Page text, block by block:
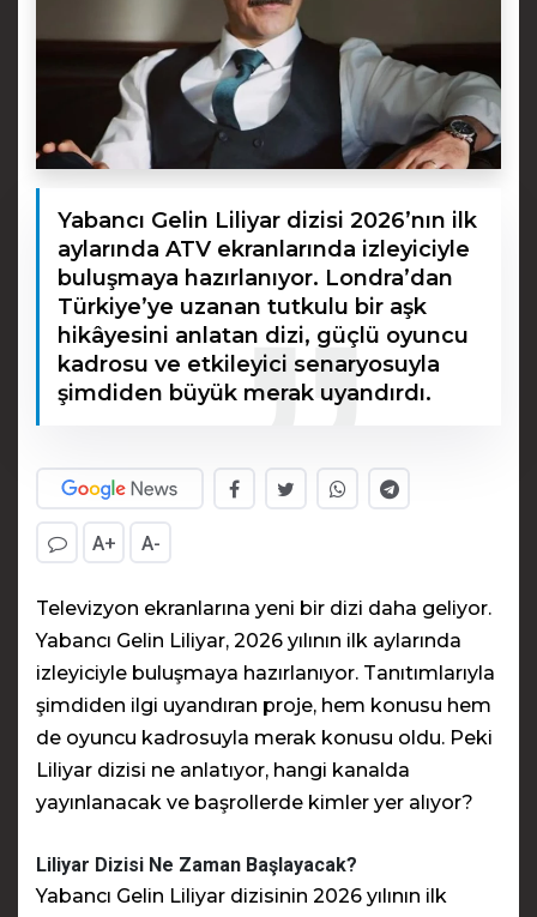
Yabancı Gelin Liliyar dizisi 2026’nın ilk
aylarında ATV ekranlarında izleyiciyle
buluşmaya hazırlanıyor. Londra’dan
Türkiye’ye uzanan tutkulu bir aşk
hikâyesini anlatan dizi, güçlü oyuncu
kadrosu ve etkileyici senaryosuyla
şimdiden büyük merak uyandırdı.
A+ A-
Televizyon ekranlarına yeni bir dizi daha geliyor.
Yabancı Gelin Liliyar, 2026 yılının ilk aylarında
izleyiciyle buluşmaya hazırlanıyor. Tanıtımlarıyla
şimdiden ilgi uyandıran proje, hem konusu hem
de oyuncu kadrosuyla merak konusu oldu. Peki
Liliyar dizisi ne anlatıyor, hangi kanalda
yayınlanacak ve başrollerde kimler yer alıyor?
Liliyar Dizisi Ne Zaman Başlayacak?
Yabancı Gelin Liliyar dizisinin 2026 yılının ilk